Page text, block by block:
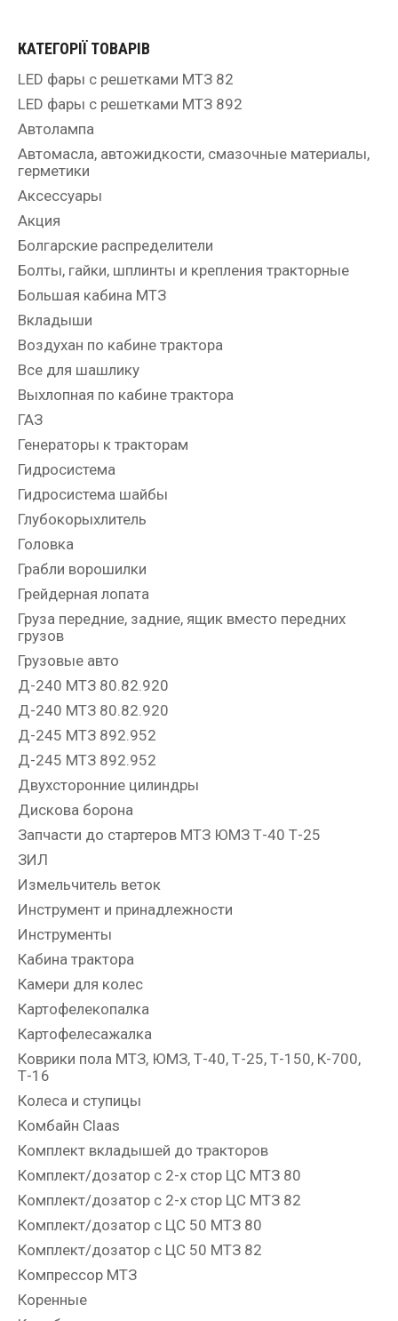
КАТЕГОРІЇ ТОВАРІВ
LED фары с решетками МТЗ 82
LED фары с решетками МТЗ 892
Автолампа
Автомасла, автожидкости, смазочные материалы,
герметики
Аксессуары
Акция
Болгарские распределители
Болты, гайки, шплинты и крепления тракторные
Большая кабина МТЗ
Вкладыши
Воздухан по кабине трактора
Все для шашлику
Выхлопная по кабине трактора
ГАЗ
Генераторы к тракторам
Гидросистема
Гидросистема шайбы
Глубокорыхлитель
Головка
Грабли ворошилки
Грейдерная лопата
Груза передние, задние, ящик вместо передних
грузов
Грузовые авто
Д-240 МТЗ 80.82.920
Д-240 МТЗ 80.82.920
Д-245 МТЗ 892.952
Д-245 МТЗ 892.952
Двухсторонние цилиндры
Дискова борона
Запчасти до стартеров МТЗ ЮМЗ Т-40 Т-25
ЗИЛ
Измельчитель веток
Инструмент и принадлежности
Инструменты
Кабина трактора
Камери для колес
Картофелекопалка
Картофелесажалка
Коврики пола МТЗ, ЮМЗ, Т-40, Т-25, Т-150, К-700,
Т-16
Колеса и ступицы
Комбайн Claas
Комплект вкладышей до тракторов
Комплект/дозатор с 2-х стор ЦС МТЗ 80
Комплект/дозатор с 2-х стор ЦС МТЗ 82
Комплект/дозатор с ЦС 50 МТЗ 80
Комплект/дозатор с ЦС 50 МТЗ 82
Компрессор МТЗ
Коренные